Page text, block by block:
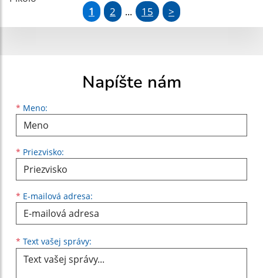
1 2 ... 15 >
Napíšte nám
* Meno:
Meno
* Priezvisko:
Priezvisko
* E-mailová adresa:
E-mailová adresa
* Text vašej správy: